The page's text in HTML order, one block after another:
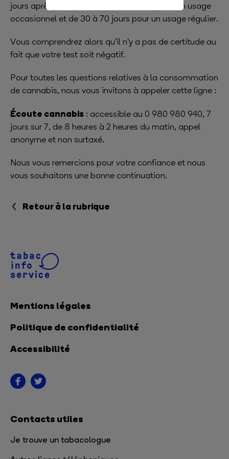
jours après la dernière consommation pour un usage
occasionnel et de 30 à 70 jours pour un usage régulier.
Vous comprendrez alors qu'il n'y a pas de certitude au
fait que votre test soit négatif.
Pour toutes les questions relatives à la consommation
de cannabis, nous vous invitons à appeler cette ligne :
Écoute cannabis : accessible au 0 980 980 940, 7
jours sur 7, de 8 heures à 2 heures du matin, appel
anonyme et non surtaxé.
Nous vous remercions pour votre confiance et nous
vous souhaitons une bonne continuation.
Retour à la rubrique
Mentions légales
Politique de confidentialité
Accessibilité
Contacts utiles
Je trouve un tabacologue